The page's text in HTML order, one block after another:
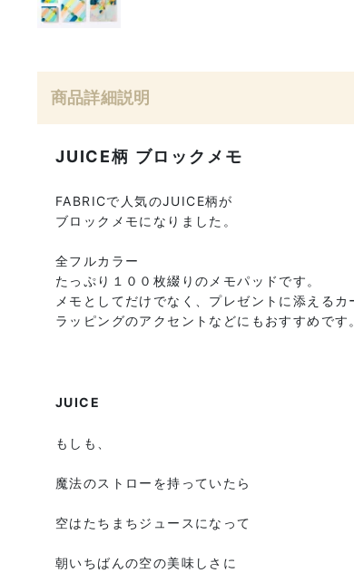
商品詳細説明
JUICE柄 ブロックメモ
FABRICで人気のJUICE柄が
ブロックメモになりました。
全フルカラー
たっぷり１００枚綴りのメモパッドです。
メモとしてだけでなく、プレゼントに添えるカ
ラッピングのアクセントなどにもおすすめです
JUICE
もしも、
魔法のストローを持っていたら
空はたちまちジュースになって
朝いちばんの空の美味しさに